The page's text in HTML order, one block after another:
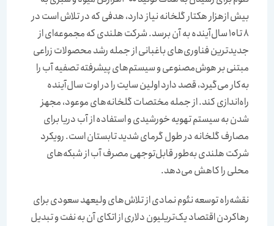
بیش از‌هزار هکتار گلخانه نیاز دارد، هدفی که در تلاش است در
۸ تا ۱۰ سال‌آینده به آن برسد. شرکت هلندی که مجموعه‌‌‌‌‌‌‌‌ای از
جدیدترین فناوری‌های باغبانی از جمله رشد محصولات زراعی
مبتنی بر هوش‌مصنوعی و سیستم‌‌‌‌‌‌‌‌های پیشرفته تصفیه آب را
به‌کار می‌گیرد، قصد دارد اولین سایت را در اوت سال‌آینده
راه‌اندازی کند. از جمله مختصات گلخانه‌‌‌‌‌‌‌‌های موعود، مجهز
شدن به سیستم تهویه خورشیدی و استفاده از آب دریا برای
مصارف گلخانه در طول گرمای شدید تابستان است. رویکرد
شرکت هلندی به‌طور قابل‌توجهی مصرف آب از شبکه‌‌‌‌‌‌‌‌های
محلی را کاهش می‌دهد.
نقشه‌‌‌‌‌‌‌‌‌راه توسعه نئوم نمادی از تلاش‌های ولیعهد سعودی برای
رها‌کردن اقتصاد یک‌تریلیون دلاری از اتکای آن به نفت و تبدیل